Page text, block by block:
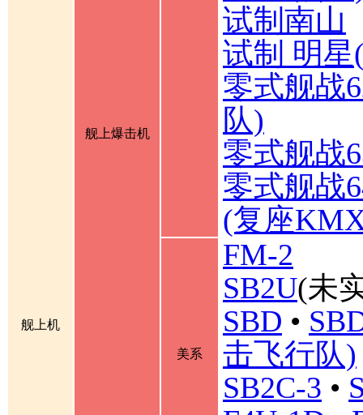
舰上机
舰上爆击机
试制南山
试制 明
零式舰战
队)
零式舰战
零式舰战
(复座
美系
FM-2
SB2U(未
SBD •
击飞行队)
SB2C-3 •